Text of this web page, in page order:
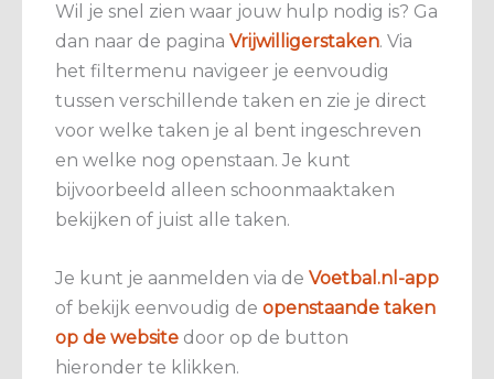
Wil je snel zien waar jouw hulp nodig is? Ga
dan naar de pagina Vrijwilligerstaken. Via
het filtermenu navigeer je eenvoudig
tussen verschillende taken en zie je direct
voor welke taken je al bent ingeschreven
en welke nog openstaan. Je kunt
bijvoorbeeld alleen schoonmaaktaken
bekijken of juist alle taken.
Je kunt je aanmelden via de Voetbal.nl-app
of bekijk eenvoudig de openstaande taken
op de website door op de button
hieronder te klikken.